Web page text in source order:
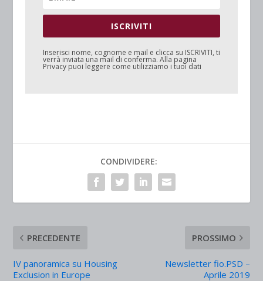
ISCRIVITI
Inserisci nome, cognome e mail e clicca su ISCRIVITI, ti
verrà inviata una mail di conferma. Alla pagina
Privacypuoi leggere come utilizziamo i tuoi dati
CONDIVIDERE:
PRECEDENTE
IV panoramica su Housing
Exclusion in Europe
PROSSIMO
Newsletter fio.PSD –
Aprile 2019